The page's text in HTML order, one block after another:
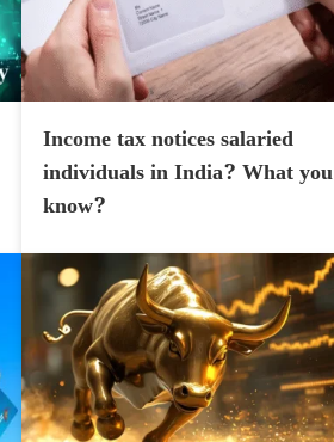
Income tax notices salaried
individuals in India? What you
know?